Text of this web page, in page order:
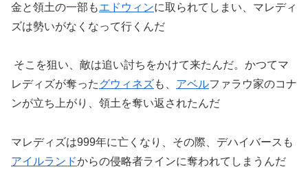
金と領土の一部もエドウィンに取られてしまい、マレディ
ズは勢いがなくなって行くんだ
そこを狙い、敵は追い討ちをかけて来たんだ。かつてマ
レディズが奪ったグウィネズも、 アベルファラウ家のコナ
ンが立ち上がり、領土を奪い返されたんだ
マレディズは999年に亡くなり、その際、デハイバースも
アイルランドからの侵略者ラインに奪われてしまうんだ